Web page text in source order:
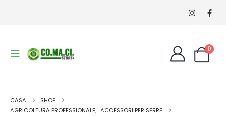
0
CASA
SHOP
AGRICOLTURA PROFESSIONALE, ACCESSORI PER SERRE